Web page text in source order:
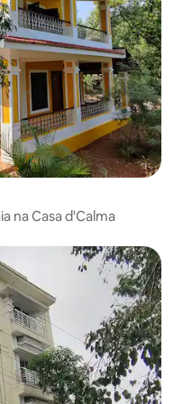
na Casa d'Calma